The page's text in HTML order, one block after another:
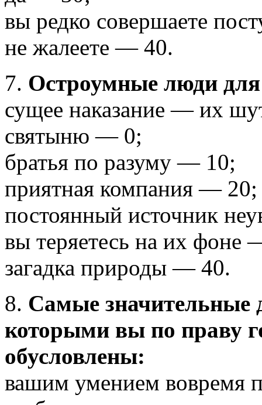
вы редко совершаете
не жалеете — 40.
7. Остроумные люди
сущее наказание — их
святыню — 0;
братья по разуму — 10;
приятная компания — 20;
постоянный источник
вы теряетесь на их фоне
загадка природы — 40.
8. Самые значительные
которыми вы по праву
обусловлены:
вашим умением вовремя